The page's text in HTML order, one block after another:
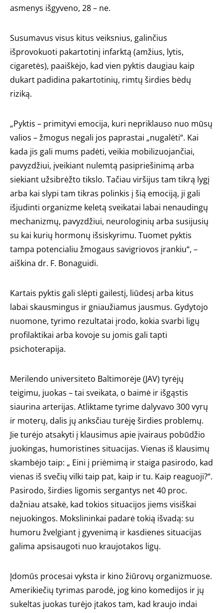
asmenys išgyveno, 28 – ne.
Susumavus visus kitus veiksnius, galinčius
išprovokuoti pakartotinį infarktą (amžius, lytis,
cigaretės), paaiškėjo, kad vien pyktis daugiau kaip
dukart padidina pakartotinių, rimtų širdies bėdų
riziką.
„Pyktis – primityvi emocija, kuri nepriklauso nuo mūsų
valios – žmogus negali jos paprastai „nugalėti“. Kai
kada jis gali mums padėti, veikia mobilizuojančiai,
pavyzdžiui, įveikiant nulemtą pasipriešinimą arba
siekiant užsibrėžto tikslo. Tačiau viršijus tam tikrą lygį
arba kai slypi tam tikras polinkis į šią emociją, ji gali
išjudinti organizme keletą sveikatai labai nenaudingų
mechanizmų, pavyzdžiui, neurologinių arba susijusių
su kai kurių hormonų išsiskyrimu. Tuomet pyktis
tampa potencialiu žmogaus savigriovos įrankiu“, –
aiškina dr. F. Bonaguidi.
Kartais pyktis gali slėpti gailestį, liūdesį arba kitus
labai skausmingus ir gniaužiamus jausmus. Gydytojo
nuomone, tyrimo rezultatai įrodo, kokia svarbi ligų
profilaktikai arba kovoje su jomis gali tapti
psichoterapija.
Merilendo universiteto Baltimorėje (JAV) tyrėjų
teigimu, juokas – tai sveikata, o baimė ir išgąstis
siaurina arterijas. Atliktame tyrime dalyvavo 300 vyrų
ir moterų, dalis jų anksčiau turėję širdies problemų.
Jie turėjo atsakyti į klausimus apie įvairaus pobūdžio
juokingas, humoristines situacijas. Vienas iš klausimų
skambėjo taip: „ Eini į priėmimą ir staiga pasirodo, kad
vienas iš svečių vilki taip pat, kaip ir tu. Kaip reaguoji?“.
Pasirodo, širdies ligomis sergantys net 40 proc.
dažniau atsakė, kad tokios situacijos jiems visiškai
nejuokingos. Mokslininkai padarė tokią išvadą: su
humoru žvelgiant į gyvenimą ir kasdienes situacijas
galima apsisaugoti nuo kraujotakos ligų.
Įdomūs procesai vyksta ir kino žiūrovų organizmuose.
Amerikiečių tyrimas parodė, jog kino komedijos ir jų
sukeltas juokas turėjo įtakos tam, kad kraujo indai